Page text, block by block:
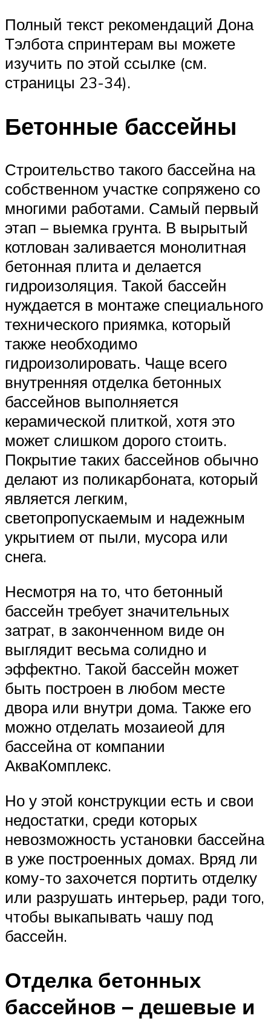
Полный текст рекомендаций Дона
Тэлбота спринтерам вы можете
изучить по этой ссылке (см.
страницы 23-34).
Бетонные бассейны
Строительство такого бассейна на
собственном участке сопряжено со
многими работами. Самый первый
этап – выемка грунта. В вырытый
котлован заливается монолитная
бетонная плита и делается
гидроизоляция. Такой бассейн
нуждается в монтаже специального
технического приямка, который
также необходимо
гидроизолировать. Чаще всего
внутренняя отделка бетонных
бассейнов выполняется
керамической плиткой, хотя это
может слишком дорого стоить.
Покрытие таких бассейнов обычно
делают из поликарбоната, который
является легким,
светопропускаемым и надежным
укрытием от пыли, мусора или
снега.
Несмотря на то, что бетонный
бассейн требует значительных
затрат, в законченном виде он
выглядит весьма солидно и
эффектно. Такой бассейн может
быть построен в любом месте
двора или внутри дома. Также его
можно отделать мозаиеой для
бассейна от компании
АкваКомплекс.
Но у этой конструкции есть и свои
недостатки, среди которых
невозможность установки бассейна
в уже построенных домах. Вряд ли
кому-то захочется портить отделку
или разрушать интерьер, ради того,
чтобы выкапывать чашу под
бассейн.
Отделка бетонных
бассейнов – дешевые и